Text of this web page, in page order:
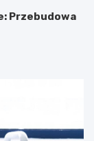
Przebudowa